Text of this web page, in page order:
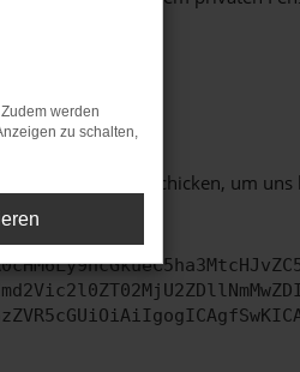
werden.
uns diesen Text schicken, um uns
werden
zu schalten,